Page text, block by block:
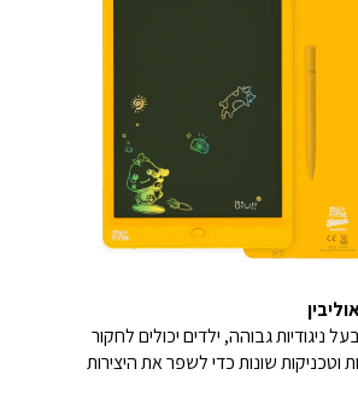
ניגודיות גבוהה, ילדים יכולים לחקור
וטכניקות שונות כדי לשפר את היצירות